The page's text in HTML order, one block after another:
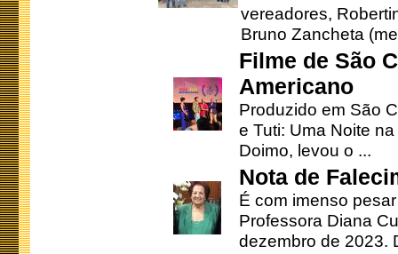
vereadores,
Bruno Zancheta
Filme de São
Americano
Produzido em São
e Tuti: Uma Noite
Doimo, levou o ...
Nota de
É com imenso
Professora Diana
dezembro de 2023.